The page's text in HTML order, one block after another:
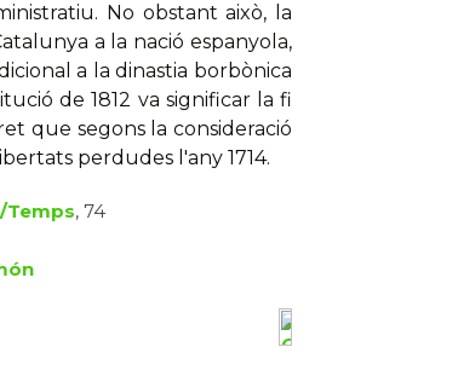
No obstant això, la
a la nació espanyola,
a la dinastia borbònica
de 1812 va significar la fi
que segons la consideració
perdudes l'any 1714.
Temps, 74